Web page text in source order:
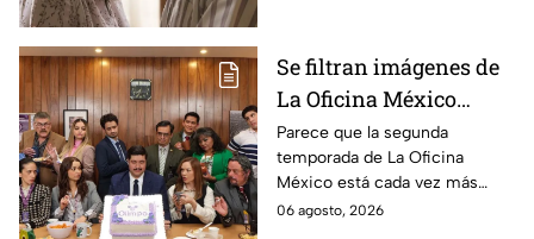
Se filtran imágenes de
La Oficina México
temporada 2 y un
detalle desata teorías
entre los fans
Parece que la segunda
temporada de La Oficina
México está cada vez más
cerca, pues el elenco ya se
06 agosto, 2026